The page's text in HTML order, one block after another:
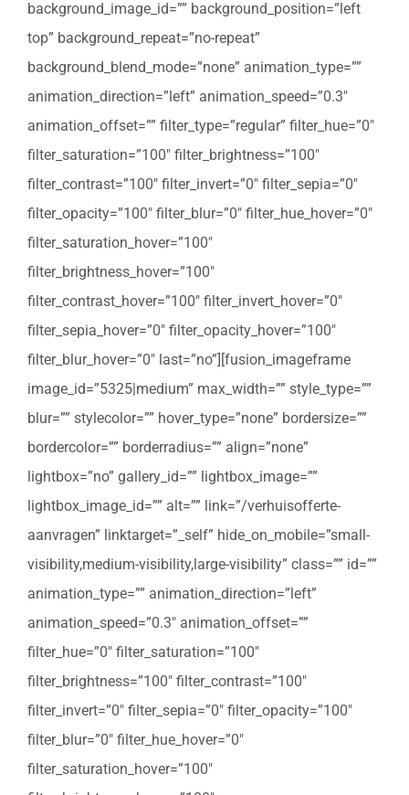
background_image_id=”” background_position=”left
top” background_repeat=”no-repeat”
background_blend_mode=”none” animation_type=””
animation_direction=”left” animation_speed=”0.3″
animation_offset=”” filter_type=”regular” filter_hue=”0″
filter_saturation=”100″ filter_brightness=”100″
filter_contrast=”100″ filter_invert=”0″ filter_sepia=”0″
filter_opacity=”100″ filter_blur=”0″ filter_hue_hover=”0″
filter_saturation_hover=”100″
filter_brightness_hover=”100″
filter_contrast_hover=”100″ filter_invert_hover=”0″
filter_sepia_hover=”0″ filter_opacity_hover=”100″
filter_blur_hover=”0″ last=”no”][fusion_imageframe
image_id=”5325|medium” max_width=”” style_type=””
blur=”” stylecolor=”” hover_type=”none” bordersize=””
bordercolor=”” borderradius=”” align=”none”
lightbox=”no” gallery_id=”” lightbox_image=””
lightbox_image_id=”” alt=”” link=”/verhuisofferte-
aanvragen” linktarget=”_self” hide_on_mobile=”small-
visibility,medium-visibility,large-visibility” class=”” id=””
animation_type=”” animation_direction=”left”
animation_speed=”0.3″ animation_offset=””
filter_hue=”0″ filter_saturation=”100″
filter_brightness=”100″ filter_contrast=”100″
filter_invert=”0″ filter_sepia=”0″ filter_opacity=”100″
filter_blur=”0″ filter_hue_hover=”0″
filter_saturation_hover=”100″